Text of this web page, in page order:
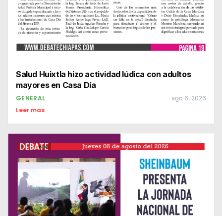
Salud Huixtla hizo actividad lúdica con adultos
mayores en Casa Día
GENERAL ago 6, 2026
Leer mas